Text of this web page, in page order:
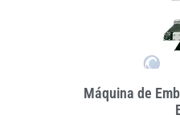
Máquina de